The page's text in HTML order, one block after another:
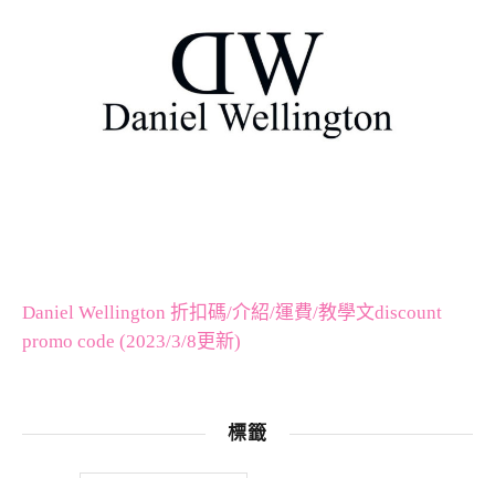
Daniel Wellington 折扣碼/介紹/運費/教學文discount
promo code (2023/3/8更新)
標籤